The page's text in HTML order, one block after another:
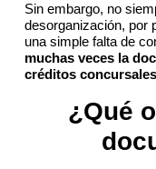
Sin embargo, no
desorganización, por
una simple falta de
muchas veces la
créditos
¿Qué